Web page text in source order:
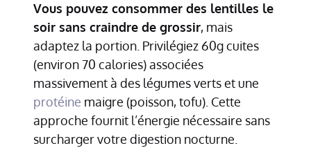
Vous pouvez consommer des lentilles le
soir sans craindre de grossir, mais
adaptez la portion. Privilégiez 60g cuites
(environ 70 calories) associées
massivement à des légumes verts et une
protéine maigre (poisson, tofu). Cette
approche fournit l’énergie nécessaire sans
surcharger votre digestion nocturne.